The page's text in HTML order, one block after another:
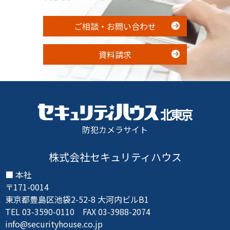
ご相談・お問い合わせ
資料請求
防犯カメラサイト
株式会社セキュリティハウス
本社
〒171-0014
東京都豊島区池袋2-52-8 大河内ビルB1
TEL 03-3590-0110 FAX 03-3988-2074
info@securityhouse.co.jp